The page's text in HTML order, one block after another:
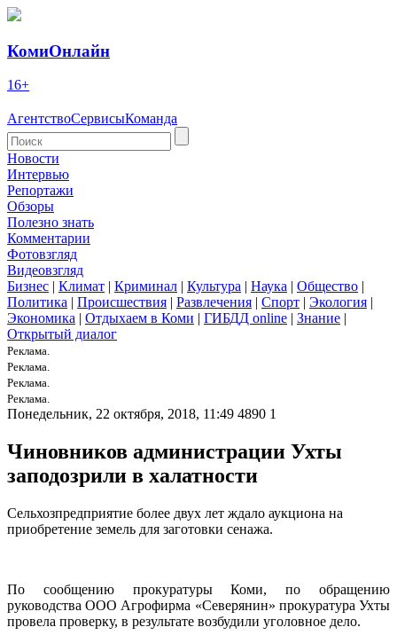
КомиОнлайн
16+
АгентствоСервисыКоманда
Новости
Интервью
Репортажи
Обзоры
Полезно знать
Комментарии
Фотовзгляд
Видеовзгляд
Бизнес | Климат | Криминал | Культура | Наука | Общество |
Политика | Происшествия | Развлечения | Спорт | Экология |
Экономика | Отдыхаем в Коми | ГИБДД online | Знание |
Открытый диалог
Реклама.
Реклама.
Реклама.
Реклама.
Понедельник, 22 октября, 2018, 11:49 4890 1
Чиновников администрации Ухты
заподозрили в халатности
Cельхозпредприятие более двух лет ждало аукциона на
приобретение земель для заготовки сенажа.
По сообщению прокуратуры Коми, по обращению
руководства ООО Агрофирма «Северянин» прокуратура Ухты
провела проверку, в результате возбудили уголовное дело.